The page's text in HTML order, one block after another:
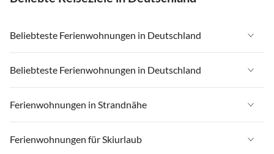
Beliebteste Ferienwohnungen in Deutschland
Ferienwohnungen in Deutschland
Ferienwohnungen in Ostsee
Ferienwohnungen in Nordsee
Beliebteste Ferienwohnungen in Deutschland
Ferienwohnungen in Deutschland
Ferienwohnungen in Ostsee
Ferienwohnungen in Nordsee
Ferienwohnungen in Strandnähe
Ferienwohnungen in Strandnähe in Deutschland
Ferienwohnungen für Skiurlaub